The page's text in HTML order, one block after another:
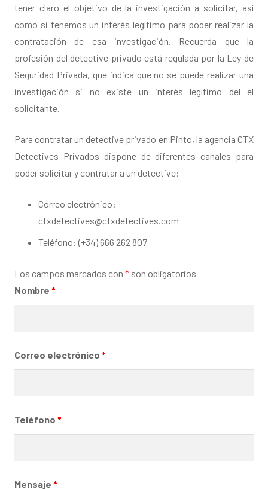
tener claro el objetivo de la investigación a solicitar, así
como si tenemos un interés legítimo para poder realizar la
contratación de esa investigación. Recuerda que la
profesión del detective privado está regulada por la Ley de
Seguridad Privada, que indica que no se puede realizar una
investigación si no existe un interés legítimo del el
solicitante.
Para contratar un detective privado en Pinto, la agencia CTX
Detectives Privados dispone de diferentes canales para
poder solicitar y contratar a un detective:
Correo electrónico:
ctxdetectives@ctxdetectives.com
Teléfono: (+34) 666 262 807
Los campos marcados con * son obligatorios
Nombre *
Correo electrónico *
Teléfono *
Mensaje *